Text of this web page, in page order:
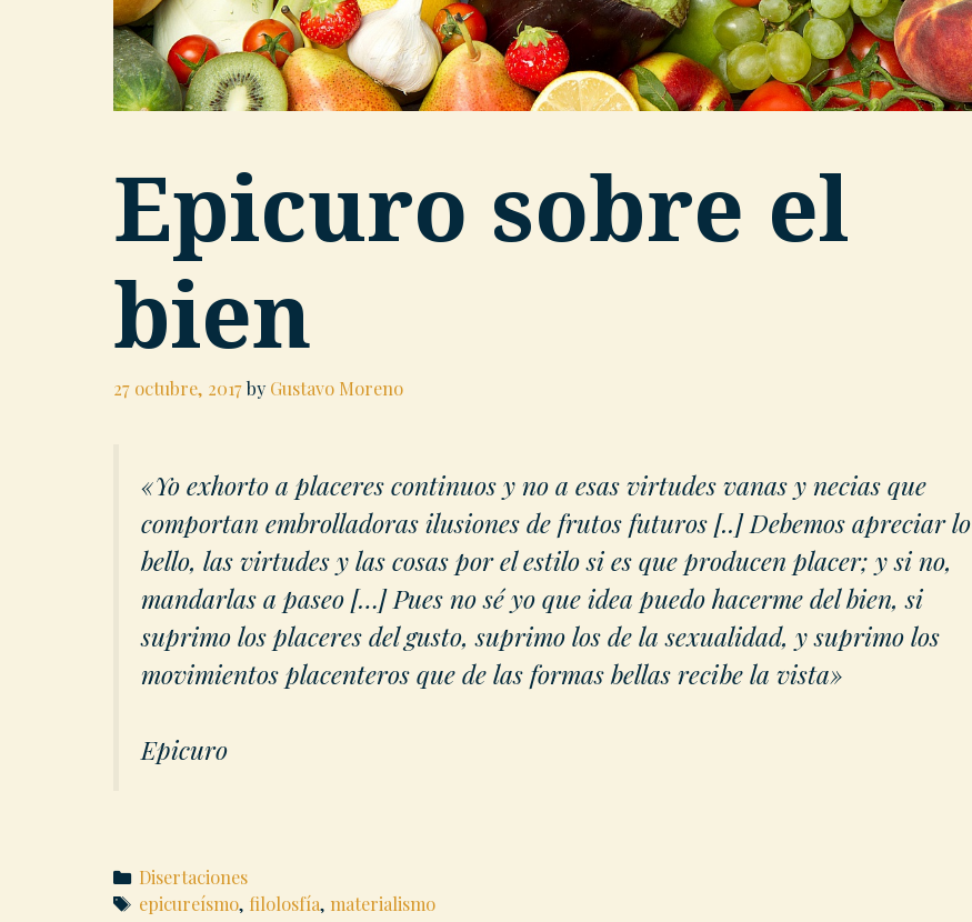
Epicuro sobre el
bien
27 octubre, 2017by Gustavo Moreno
«Yo exhorto a placeres continuos y no a esas virtudes vanas y necias que
comportan embrolladoras ilusiones de frutos futuros [..] Debemos apreciar lo
bello, las virtudes y las cosas por el estilo si es que producen placer; y si no,
mandarlas a paseo […] Pues no sé yo que idea puedo hacerme del bien, si
suprimo los placeres del gusto, suprimo los de la sexualidad, y suprimo los
movimientos placenteros que de las formas bellas recibe la vista»
Epicuro
Categories
Disertaciones
Tags
epicureísmo, filolosfía, materialismo